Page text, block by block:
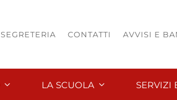
SEGRETERIA CONTATTI AVVISI E
LA SCUOLA SERVIZI